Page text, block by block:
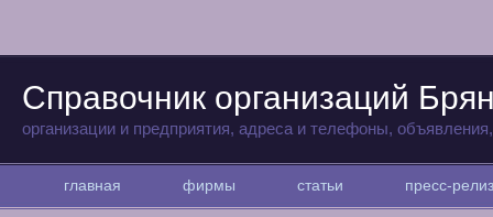
Справочник организаций
организации и предприятия, адреса и телефоны,
главная фирмы статьи пресс-